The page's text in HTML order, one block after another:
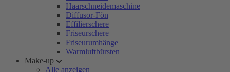
Haarschneidemaschine
Diffusor-Fön
Effilierschere
Friseurschere
Friseurumhänge
Warmluftbürsten
Make-up
Alle anzeigen